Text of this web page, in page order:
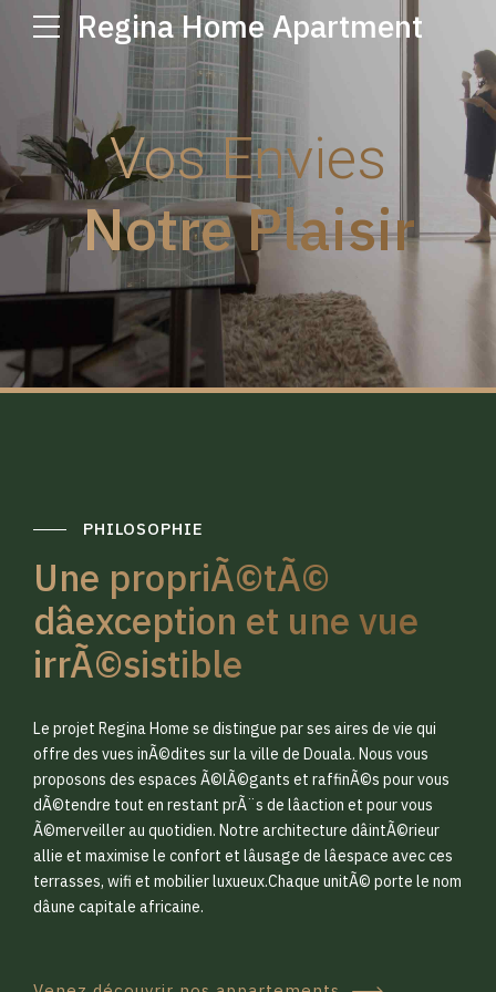
Regina Home Apartment
Vos Envies
Notre Plaisir
PHILOSOPHIE
Une propriÃ©tÃ©
dâexception et une vue
irrÃ©sistible
Le projet Regina Home se distingue par ses aires de vie qui
offre des vues inÃ©dites sur la ville de Douala. Nous vous
proposons des espaces Ã©lÃ©gants et raffinÃ©s pour vous
dÃ©tendre tout en restant prÃ¨s de lâaction et pour vous
Ã©merveiller au quotidien. Notre architecture dâintÃ©rieur
allie et maximise le confort et lâusage de lâespace avec ces
terrasses, wifi et mobilier luxueux.Chaque unitÃ© porte le nom
dâune capitale africaine.
0
1
2
3
0
1
2
3